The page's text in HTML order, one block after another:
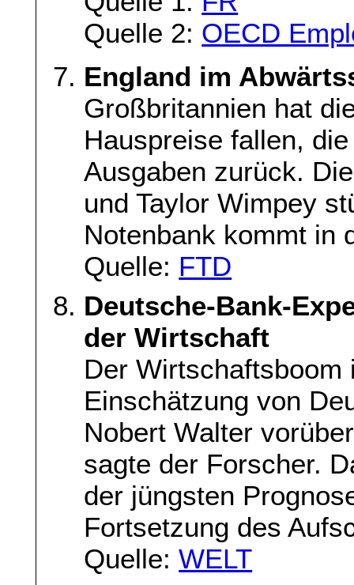
Quelle 2: OECD
England im
Großbritannien hat
Hauspreise fallen,
Ausgaben zurück.
und Taylor Wimpey
Notenbank kommt in
Quelle: FTD
Deutsche-Bank-
der Wirtschaft
Der
Einschätzung von
Nobert Walter
sagte der Forscher.
der jüngsten
Fortsetzung des
Quelle:WELT